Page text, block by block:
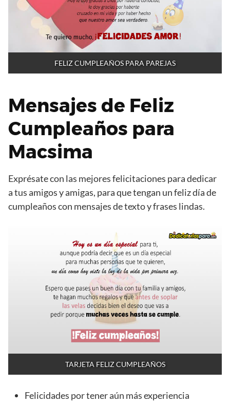
FELIZ CUMPLEAÑOS PARA PAREJAS
Mensajes de Feliz
Cumpleaños para
Macsima
Exprésate con las mejores felicitaciones para dedicar
a tus amigos y amigas, para que tengan un feliz día de
cumpleaños con mensajes de texto y frases lindas.
TARJETA FELIZ CUMPLEAÑOS
Felicidades por tener aún más experiencia